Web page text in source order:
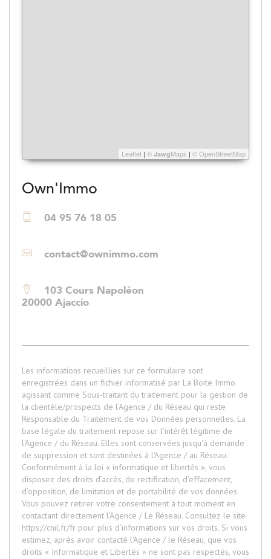
Leaflet | © JawgMaps | © OpenStreetMap
Own'Immo
04 95 76 18 05
contact@ownimmo.com
103 Cours Napoléon
20000 Ajaccio
Les informations recueillies sur ce formulaire sont
enregistrées dans un fichier informatisé par La Boite Immo
agissant comme Sous-traitant du traitement pour la gestion de
la clientèle/prospects de l'Agence / du Réseau qui reste
Responsable du Traitement de vos Données personnelles. La
base légale du traitement repose sur l'intérêt légitime de
l'Agence / du Réseau. Elles sont conservées jusqu'à demande
de suppression et sont destinées à l'Agence / au Réseau.
Conformément à la loi « informatique et libertés », vous
disposez des droits d’accès, de rectification, d’effacement,
d’opposition, de limitation et de portabilité de vos données.
Vous pouvez retirer votre consentement à tout moment en
contactant directement l’Agence / Le Réseau. Consultez le site
https://cnil.fr/fr pour plus d’informations sur vos droits. Si vous
estimez, après avoir contacté l'Agence / le Réseau, que vos
droits « Informatique et Libertés » ne sont pas respectés, vous